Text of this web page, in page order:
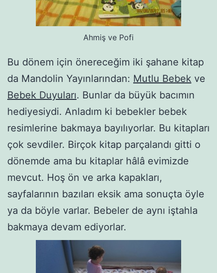
Ahmiş ve Pofi
Bu dönem için önereceğim iki şahane kitap
da Mandolin Yayınlarından: Mutlu Bebek ve
Bebek Duyuları. Bunlar da büyük bacımın
hediyesiydi. Anladım ki bebekler bebek
resimlerine bakmaya bayılıyorlar. Bu kitapları
çok sevdiler. Birçok kitap parçalandı gitti o
dönemde ama bu kitaplar hâlâ evimizde
mevcut. Hoş ön ve arka kapakları,
sayfalarının bazıları eksik ama sonuçta öyle
ya da böyle varlar. Bebeler de aynı iştahla
bakmaya devam ediyorlar.